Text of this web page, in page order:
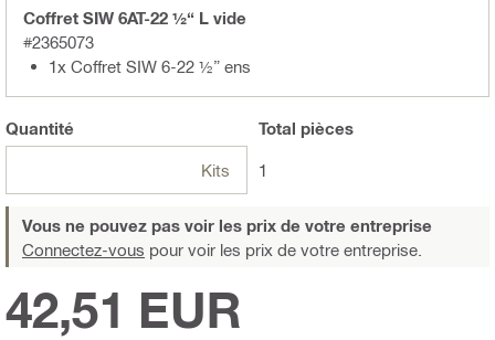
Coffret SIW 6AT-22 ½“ L vide
#2365073
1x Coffret SIW 6-22 ½” ens
Quantité
Kits
Total pièces
1
Vous ne pouvez pas voir les prix de votre entreprise
Connectez-vous pour voir les prix de votre entreprise.
42,51 EUR